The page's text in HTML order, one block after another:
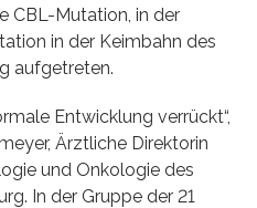
CBL-Mutation, in der
in der Keimbahn des
aufgetreten.
Entwicklung verrückt“,
Ärztliche Direktorin
und Onkologie des
In der Gruppe der 21